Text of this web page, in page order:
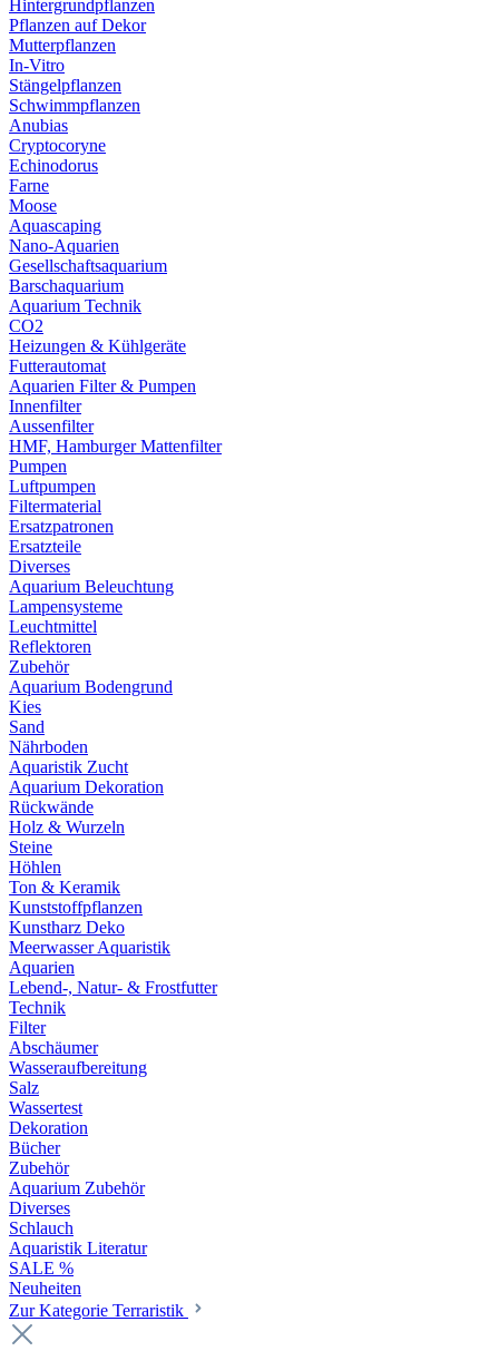
Hintergrundpflanzen
Pflanzen auf Dekor
Mutterpflanzen
In-Vitro
Stängelpflanzen
Schwimmpflanzen
Anubias
Cryptocoryne
Echinodorus
Farne
Moose
Aquascaping
Nano-Aquarien
Gesellschaftsaquarium
Barschaquarium
Aquarium Technik
CO2
Heizungen & Kühlgeräte
Futterautomat
Aquarien Filter & Pumpen
Innenfilter
Aussenfilter
HMF, Hamburger Mattenfilter
Pumpen
Luftpumpen
Filtermaterial
Ersatzpatronen
Ersatzteile
Diverses
Aquarium Beleuchtung
Lampensysteme
Leuchtmittel
Reflektoren
Zubehör
Aquarium Bodengrund
Kies
Sand
Nährboden
Aquaristik Zucht
Aquarium Dekoration
Rückwände
Holz & Wurzeln
Steine
Höhlen
Ton & Keramik
Kunststoffpflanzen
Kunstharz Deko
Meerwasser Aquaristik
Aquarien
Lebend-, Natur- & Frostfutter
Technik
Filter
Abschäumer
Wasseraufbereitung
Salz
Wassertest
Dekoration
Bücher
Zubehör
Aquarium Zubehör
Diverses
Schlauch
Aquaristik Literatur
SALE %
Neuheiten
Zur Kategorie Terraristik